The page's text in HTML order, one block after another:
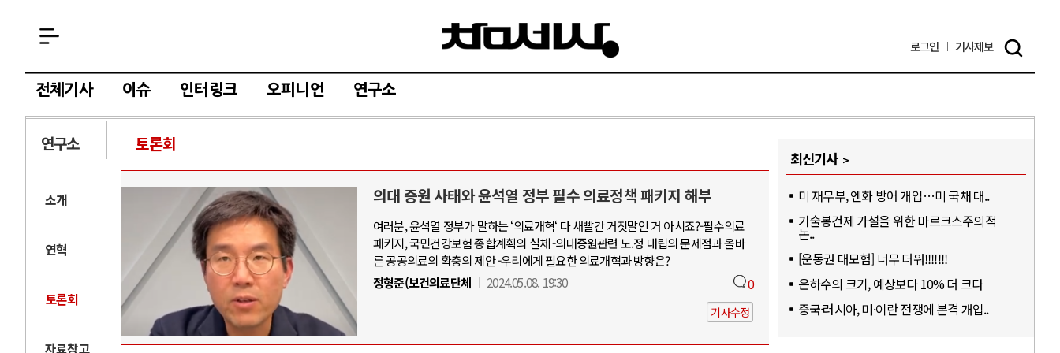
로그인 기사제보
전체기사 이슈 인터링크 오피니언 연구소
연구소 토론회
소개
연혁
토론회
자료창고
의대 증원 사태와 윤석열 정부 필수 의료정책 패키지 해부
여러분, 윤석열 정부가 말하는 ‘의료개혁‘ 다 새빨간 거짓말인 거 아시죠?-필수의료
패키지, 국민건강보험 종합계획의 실체 -의대증원관련 노.정 대립의 문제점과 올바
른 공공의료의 확충의 제안 -우리에게 필요한 의료개혁과 방향은?
정형준(보건의료단체
2024.05.08. 19:30 0
기사수정
최신기사
미 재무부, 엔화 방어 개입…미 국채 대..
기술봉건제 가설을 위한 마르크스주의적
논..
[운동권 대모험] 너무 더워!!!!!!!
은하수의 크기, 예상보다 10% 더 크다
중국·러시아, 미·이란 전쟁에 본격 개입..